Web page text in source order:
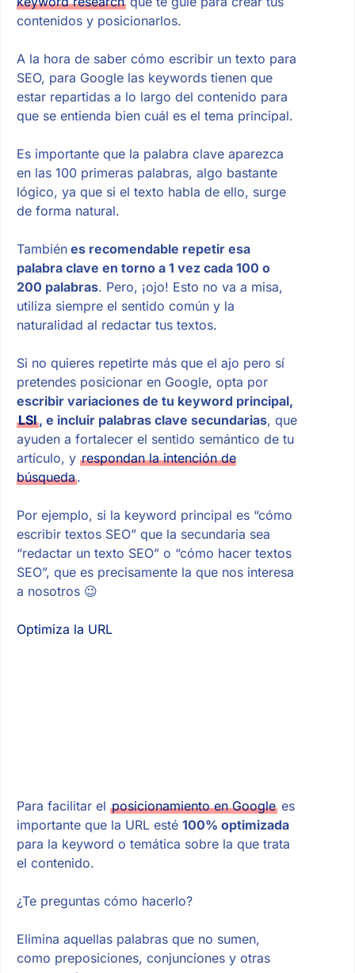
contenidos y posicionarlos.
A la hora de saber cómo escribir un texto para
SEO, para Google las keywords tienen que
estar repartidas a lo largo del contenido para
que se entienda bien cuál es el tema principal.
Es importante que la palabra clave aparezca
en las 100 primeras palabras, algo bastante
lógico, ya que si el texto habla de ello, surge
de forma natural.
Tambiénes recomendable repetir esa
palabra clave en torno a 1 vez cada 100 o
200 palabras. Pero, ¡ojo! Esto no va a misa,
utiliza siempre el sentido común y la
naturalidad al redactar tus textos.
Si no quieres repetirte más que el ajo pero sí
pretendes posicionar en Google, opta por
escribir variaciones de tu keyword principal,
LSI, e incluir palabras clave secundarias, que
ayuden a fortalecer el sentido semántico de tu
artículo, y respondan la intención de
búsqueda.
Por ejemplo, si la keyword principal es “cómo
escribir textos SEO” que la secundaria sea
“redactar un texto SEO” o “cómo hacer textos
SEO”, que es precisamente la que nos interesa
a nosotros 😉
Optimiza la URL
Para facilitar el posicionamiento en Googlees
importante que la URL esté 100% optimizada
para la keyword o temática sobre la que trata
el contenido.
¿Te preguntas cómo hacerlo?
Elimina aquellas palabras que no sumen,
como preposiciones, conjunciones y otras